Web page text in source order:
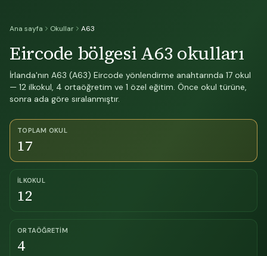
Ana sayfa Okullar A63
Eircode bölgesi A63 okulları
İrlanda'nın A63 (A63) Eircode yönlendirme anahtarında 17 okul
— 12 ilkokul, 4 ortaöğretim ve 1 özel eğitim. Önce okul türüne,
sonra ada göre sıralanmıştır.
TOPLAM OKUL
17
İLKOKUL
12
ORTAÖĞRETIM
4